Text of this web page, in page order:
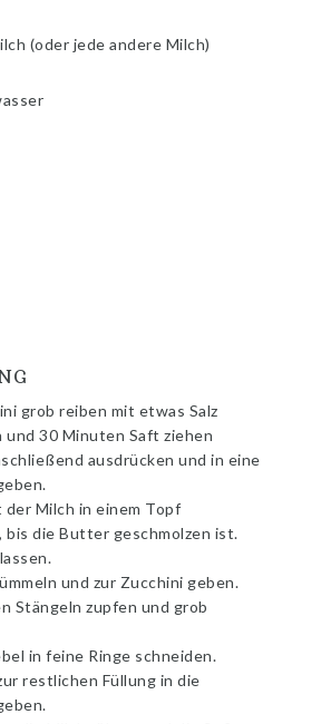
(oder jede andere Milch)
grob reiben mit etwas Salz
und 30 Minuten Saft ziehen
ausdrücken und in eine
Milch in einem Topf
bis die Butter geschmolzen ist.
und zur Zucchini geben.
Stängeln zupfen und grob
in feine Ringe schneiden.
restlichen Füllung in die